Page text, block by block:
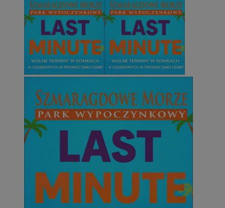
Niezbędne Wydajność Targetowanie
takich jak logowanie użytkownika i zarządzanie kontem. Bez
można prawidłowo korzystać ze strony internetowej.
Nazwa
Provider/
Domena
mojetychy.pl
MvSessID mojetychy.pl